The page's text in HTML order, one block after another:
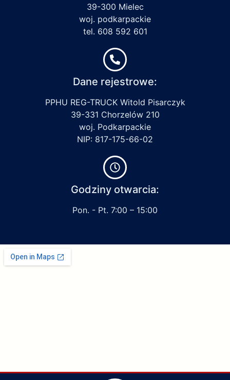
39-300 Mielec
woj. podkarpackie
tel. 608 592 601
Dane rejestrowe:
PPHU REG-TRUCK Witold Pisarczyk
39-331 Chorzelów 210
woj. Podkarpackie
NIP: 817-175-66-02
Godziny otwarcia:
Pon. - Pt. 7:00 – 15:00